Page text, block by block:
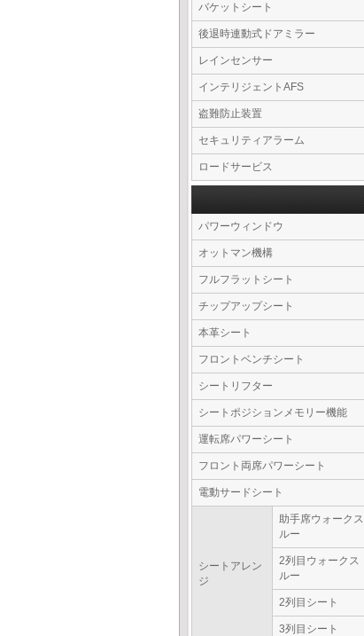
バケットシート
後退時連動式ドアミラー
レインセンサー
インテリジェントAFS
盗難防止装置
セキュリティアラーム
ロードサービス
パワーウィンドウ
オットマン機構
フルフラットシート
チップアップシート
本革シート
フロントベンチシート
シートリフター
シートポジションメモリー機能
運転席パワーシート
フロント両席パワーシート
電動サードシート
シートアレン
ジ
助手席ウォークス
ルー
2列目ウォークス
ルー
2列目シート
3列目シート